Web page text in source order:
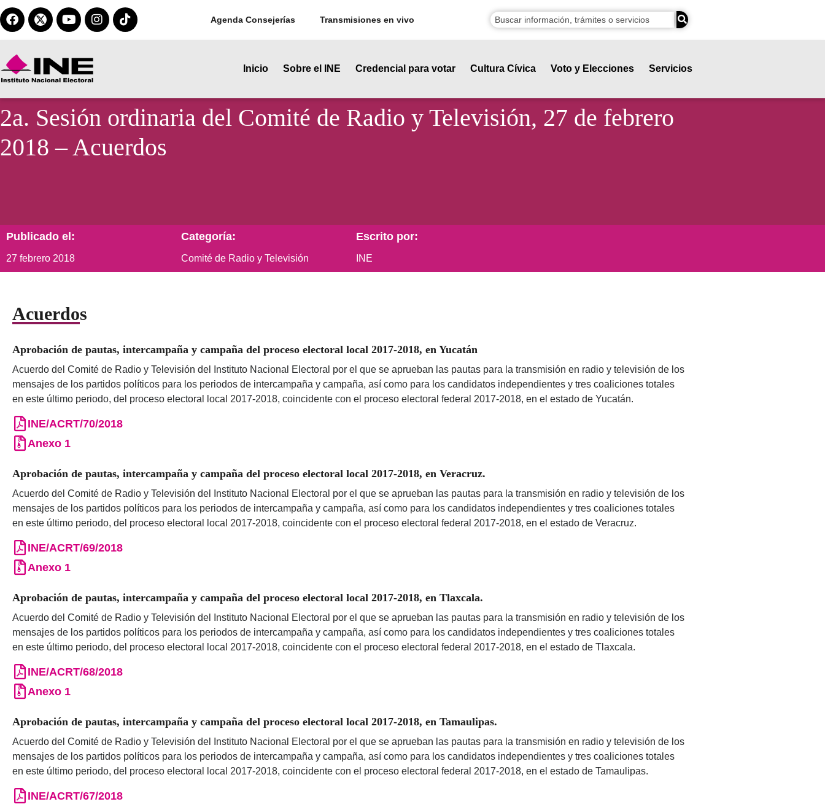
Agenda Consejerías Transmisiones en vivo
Inicio Sobre el INE Credencial para votar Cultura Cívica Voto y Elecciones Servicios
2a. Sesión ordinaria del Comité de Radio y Televisión, 27 de febrero
2018 – Acuerdos
Publicado el:
27 febrero 2018
Categoría:
Comité de Radio y Televisión
Escrito por:
INE
Acuerdos
Aprobación de pautas, intercampaña y campaña del proceso electoral local 2017-2018, en Yucatán
Acuerdo del Comité de Radio y Televisión del Instituto Nacional Electoral por el que se aprueban las pautas para la transmisión en radio y televisión de los
mensajes de los partidos políticos para los periodos de intercampaña y campaña, así como para los candidatos independientes y tres coaliciones totales
en este último periodo, del proceso electoral local 2017-2018, coincidente con el proceso electoral federal 2017-2018, en el estado de Yucatán.
INE/ACRT/70/2018
Anexo 1
Aprobación de pautas, intercampaña y campaña del proceso electoral local 2017-2018, en Veracruz.
Acuerdo del Comité de Radio y Televisión del Instituto Nacional Electoral por el que se aprueban las pautas para la transmisión en radio y televisión de los
mensajes de los partidos políticos para los periodos de intercampaña y campaña, así como para los candidatos independientes y tres coaliciones totales
en este último periodo, del proceso electoral local 2017-2018, coincidente con el proceso electoral federal 2017-2018, en el estado de Veracruz.
INE/ACRT/69/2018
Anexo 1
Aprobación de pautas, intercampaña y campaña del proceso electoral local 2017-2018, en Tlaxcala.
Acuerdo del Comité de Radio y Televisión del Instituto Nacional Electoral por el que se aprueban las pautas para la transmisión en radio y televisión de los
mensajes de los partidos políticos para los periodos de intercampaña y campaña, así como para los candidatos independientes y tres coaliciones totales
en este último periodo, del proceso electoral local 2017-2018, coincidente con el proceso electoral federal 2017-2018, en el estado de Tlaxcala.
INE/ACRT/68/2018
Anexo 1
Aprobación de pautas, intercampaña y campaña del proceso electoral local 2017-2018, en Tamaulipas.
Acuerdo del Comité de Radio y Televisión del Instituto Nacional Electoral por el que se aprueban las pautas para la transmisión en radio y televisión de los
mensajes de los partidos políticos para los periodos de intercampaña y campaña, así como para los candidatos independientes y tres coaliciones totales
en este último periodo, del proceso electoral local 2017-2018, coincidente con el proceso electoral federal 2017-2018, en el estado de Tamaulipas.
INE/ACRT/67/2018